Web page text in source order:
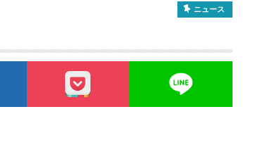
ニュース
このエントリーをはてなブックマークに追加